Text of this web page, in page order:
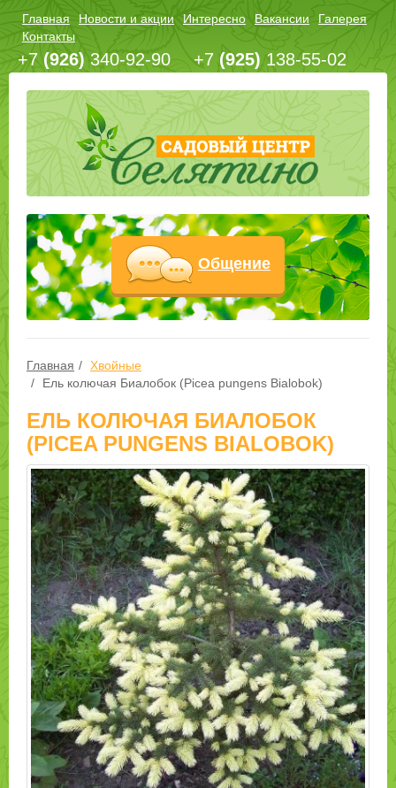
Главная Новости и акции Интересно Вакансии
Галерея
Контакты
+7 (926) 340-92-90 +7 (925) 138-55-02
Общение
Главная
Хвойные
Ель колючая Биалобок (Picea pungens Bialobok)
ЕЛЬ КОЛЮЧАЯ БИАЛОБОК
(PICEA PUNGENS BIALOBOK)